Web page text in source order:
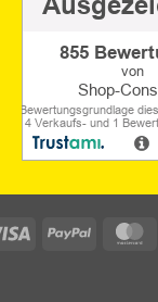
Visa PayPal